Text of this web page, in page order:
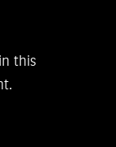
this